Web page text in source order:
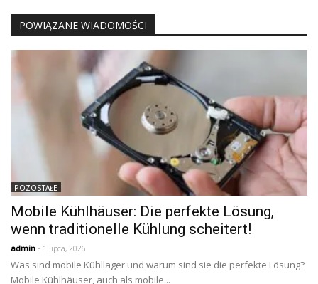
POWIĄZANE WIADOMOŚCI
POZOSTAŁE
Mobile Kühlhäuser: Die perfekte Lösung,
wenn traditionelle Kühlung scheitert!
admin - 1 lipca, 2026
Was sind mobile Kühllager und warum sind sie die perfekte Lösung?
Mobile Kühlhäuser, auch als mobile...